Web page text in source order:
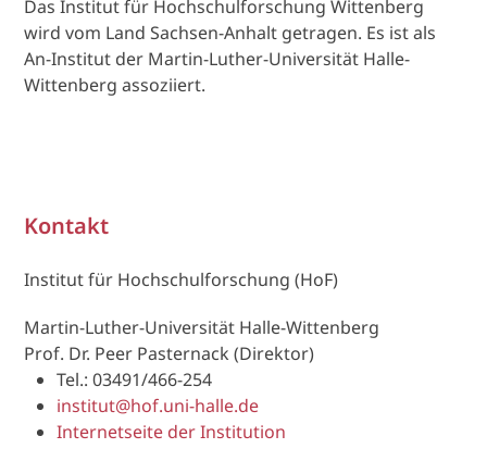
Das Institut für Hochschulforschung Wittenberg
wird vom Land Sachsen-Anhalt getragen. Es ist als
An-Institut der Martin-Luther-Universität Halle-
Wittenberg assoziiert.
Kontakt
Institut für Hochschulforschung (HoF)
Martin-Luther-Universität Halle-Wittenberg
Prof. Dr. Peer Pasternack (Direktor)
Tel.: 03491/466-254
institut@hof.uni-halle.de
Internetseite der Institution